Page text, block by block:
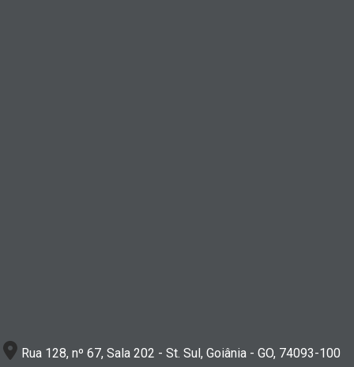
Rua 128, nº 67, Sala 202 - St. Sul, Goiânia - GO, 74093-100